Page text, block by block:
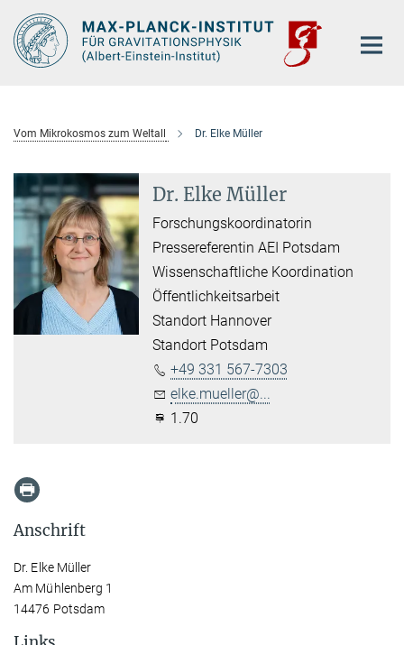
Hauptinhalt
Vom Mikrokosmos zum Weltall Dr. Elke Müller
Dr. Elke Müller
Forschungskoordinatorin
Pressereferentin AEI Potsdam
Wissenschaftliche Koordination
Öffentlichkeitsarbeit
Standort Hannover
Standort Potsdam
+49 331 567-7303
elke.mueller@...
1.70
Anschrift
Dr. Elke Müller
Am Mühlenberg 1
14476 Potsdam